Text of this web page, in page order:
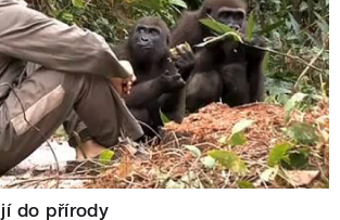
do přírody